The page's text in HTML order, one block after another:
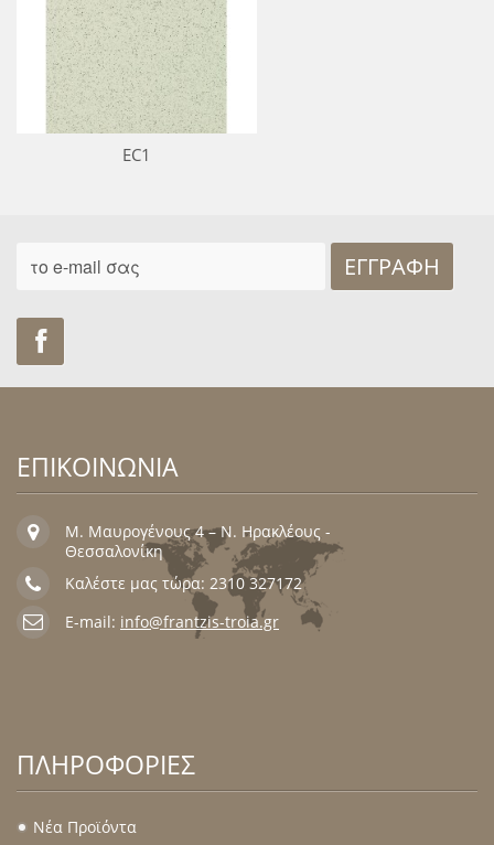
EC1
ΕΓΓΡΑΦΉ
ΕΠΙΚΟΙΝΩΝΙΑ
Μ. Μαυρογένους 4 – Ν. Ηρακλέους -
Θεσσαλονίκη
Καλέστε μας τώρα: 2310 327172
E-mail: info@frantzis-troia.gr
ΠΛΗΡΟΦΟΡΊΕΣ
. Νέα Προϊόντα